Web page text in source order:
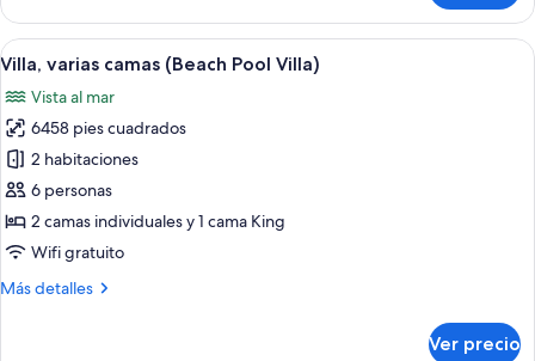
Pool,
King)
1
cama
King
(Sunset
Water
Pool,
King)
Abrir
todas
las
fotos
de
Villa,
varias
camas
(Beach
Pool
Un dormitorio moderno con una
7
Villa, varias camas (Beach Pool Villa)
Vista al mar
6458 pies cuadrados
2 habitaciones
6 personas
2 camas individuales y 1 cama King
Wifi gratuito
Más detalles
Más
Ver precio